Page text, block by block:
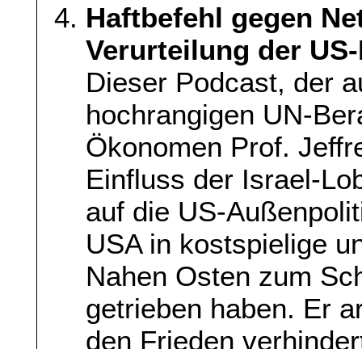
Haftbefehl gegen
Verurteilung der
Dieser Podcast, der
hochrangigen UN-
Ökonomen Prof.
Einfluss der Israel-
auf die US-
USA in kostspielige
Nahen Osten zum
getrieben haben. Er
den Frieden